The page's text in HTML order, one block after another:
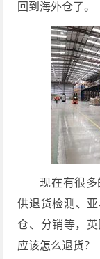
回到海外仓了。
现在有很
供退货检测、
仓、分销等，
应该怎么退货？